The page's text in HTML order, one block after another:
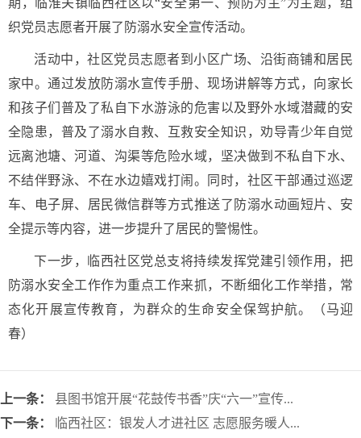
期，临淮关镇临西社区以“安全第一、预防为主”为主题，组
织党员志愿者开展了防溺水安全宣传活动。
活动中，社区党员志愿者到小区广场、沿街商铺和居民
家中。通过发放防溺水宣传手册、现场讲解等方式，向家长
和孩子们普及了私自下水游泳的危害以及野外水域潜藏的安
全隐患，普及了溺水自救、互救安全知识，劝导青少年自觉
远离池塘、河道、沟渠等危险水域，坚决做到不私自下水、
不结伴野泳、不在水边嬉戏打闹。
同时，社区干部通过巡逻
车、电子屏、居民微信群等方式推送了防溺水动画短片、安
全提示等内容，进一步提升了居民的警惕性。
下一步，临西社区党总支将持续发挥党建引领作用，把
防溺水安全工作作为重点工作来抓，不断细化工作举措，常
态化开展宣传教育，为群众的生命安全保驾护航。（马迎
春）
上一条：
县图书馆开展“花鼓传书香”庆“六一”宣传...
下一条：
临西社区：银发人才进社区 志愿服务暖人...